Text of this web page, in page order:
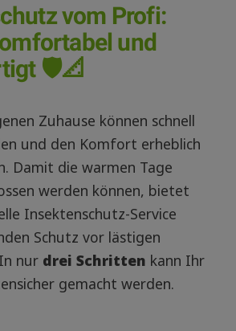
vom Profi:
und
🛡️📐
Zuhause können schnell
und den Komfort erheblich
Damit die warmen Tage
werden können, bietet
Insektenschutz-Service
Schutz vor lästigen
nur drei Schritten kann Ihr
gemacht werden.